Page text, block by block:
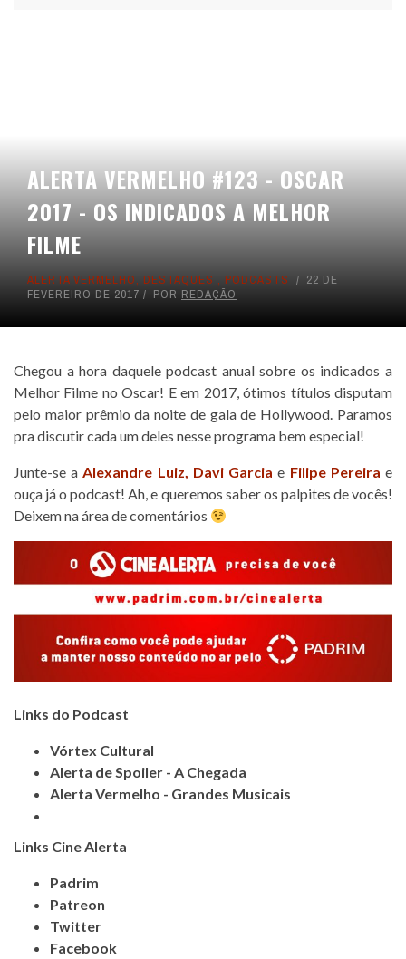
ALERTA VERMELHO #123 - OSCAR
2017 - OS INDICADOS A MELHOR
FILME
ALERTA VERMELHO, DESTAQUES , PODCASTS
22 DE
FEVEREIRO DE 2017
POR REDAÇÃO
Chegou a hora daquele podcast anual sobre os indicados a
Melhor Filme no Oscar! E em 2017, ótimos títulos disputam
pelo maior prêmio da noite de gala de Hollywood. Paramos
pra discutir cada um deles nesse programa bem especial!
Junte-se aAlexandre Luiz, Davi Garcia e Filipe Pereira e
ouça já o podcast! Ah, e queremos saber os palpites de vocês!
Deixem na área de comentários
Links do Podcast
Vórtex Cultural
Alerta de Spoiler - A Chegada
Alerta Vermelho - Grandes Musicais
Links Cine Alerta
Padrim
Patreon
Twitter
Facebook